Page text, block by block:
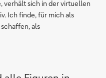
verhält sich in der virtuellen
Ich finde, für mich als
als